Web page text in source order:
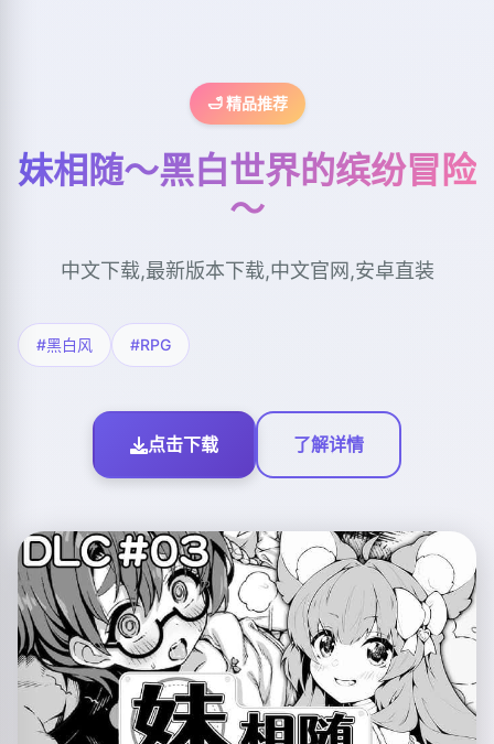
🛁 精品推荐
妹相随～黑白世界的缤纷冒险
～
中文下载,最新版本下载,中文官网,安卓直装
#黑白风 #RPG
点击下载 了解详情